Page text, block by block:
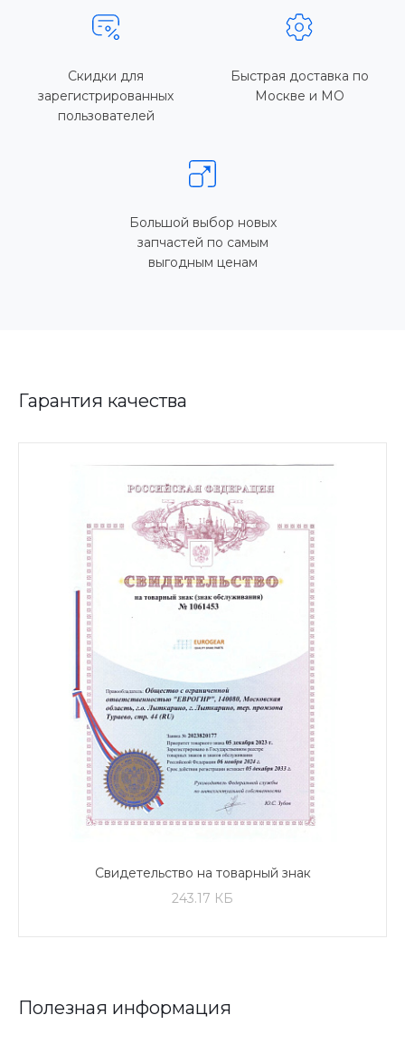
Скидки для
зарегистрированных
пользователей
Быстрая доставка по
Москве и МО
Большой выбор новых
запчастей по самым
выгодным ценам
Гарантия качества
Свидетельство на товарный знак
243.17 КБ
Полезная информация